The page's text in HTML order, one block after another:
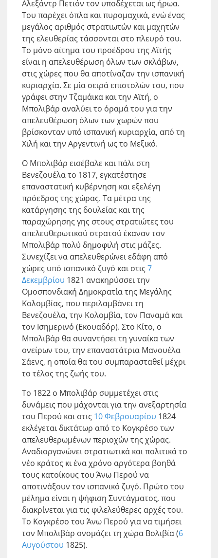
Αλεξάντρ Πετιόν τον υποδέχεται ως ήρωα.
Του παρέχει όπλα και πυρομαχικά, ενώ ένας
μεγάλος αριθμός στρατιωτών και μαχητών
της ελευθερίας τάσσονται στο πλευρό του.
Το μόνο αίτημα του προέδρου της Αϊτής
είναι η απελευθέρωση όλων των σκλάβων,
στις χώρες που θα αποτίναζαν την ισπανική
κυριαρχία. Σε μία σειρά επιστολών του, που
γράφει στην Τζαμάικα και την Αϊτή, ο
Μπολιβάρ αναλύει το όραμά του για την
απελευθέρωση όλων των χωρών που
βρίσκονταν υπό ισπανική κυριαρχία, από τη
Χιλή και την Αργεντινή ως το Μεξικό.
Ο Μπολιβάρ εισέβαλε και πάλι στη
Βενεζουέλα το 1817, εγκατέστησε
επαναστατική κυβέρνηση και εξελέγη
πρόεδρος της χώρας. Τα μέτρα της
κατάργησης της δουλείας και της
παραχώρησης γης στους στρατιώτες του
απελευθερωτικού στρατού έκαναν τον
Μπολιβάρ πολύ δημοφιλή στις μάζες.
Συνεχίζει να απελευθερώνει εδάφη από
χώρες υπό ισπανικό ζυγό και στις 7
Δεκεμβρίου 1821 ανακηρύσσει την
Ομοσπονδιακή Δημοκρατία της Μεγάλης
Κολομβίας, που περιλαμβάνει τη
Βενεζουέλα, την Κολομβία, τον Παναμά και
τον Ισημερινό (Εκουαδόρ). Στο Κίτο, ο
Μπολιβάρ θα συναντήσει τη γυναίκα των
ονείρων του, την επαναστάτρια Μανουέλα
Σάενς, η οποία θα του συμπαρασταθεί μέχρι
το τέλος της ζωής του.
Το 1822 ο Μπολιβάρ συμμετέχει στις
δυνάμεις που μάχονται για την ανεξαρτησία
του Περού και στις 10 Φεβρουαρίου 1824
εκλέγεται δικτάτωρ από το Κογκρέσο των
απελευθερωμένων περιοχών της χώρας.
Αναδιοργανώνει στρατιωτικά και πολιτικά το
νέο κράτος κι ένα χρόνο αργότερα βοηθά
τους κατοίκους του Άνω Περού να
αποτινάξουν τον ισπανικό ζυγό. Πρώτο του
μέλημα είναι η ψήφιση Συντάγματος, που
διακρίνεται για τις φιλελεύθερες αρχές του.
Το Κογκρέσο του Άνω Περού για να τιμήσει
τον Μπολιβάρ ονομάζει τη χώρα Βολιβία (6
Αυγούστου 1825).